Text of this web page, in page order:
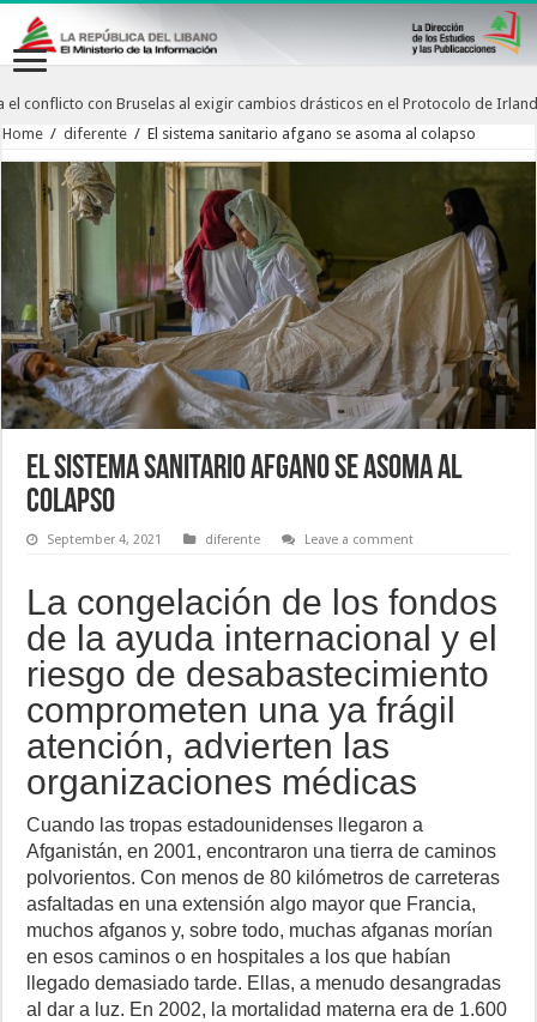
el conflicto con Bruselas al exigir cambios drásticos en el Protocolo
Home / diferente / El sistema sanitario afgano se asoma al colapso
El sistema sanitario afgano se asoma al
colapso
September 4, 2021 diferente Leave a comment
La congelación de los fondos
de la ayuda internacional y el
riesgo de desabastecimiento
comprometen una ya frágil
atención, advierten las
organizaciones médicas
Cuando las tropas estadounidenses llegaron a
Afganistán, en 2001, encontraron una tierra de caminos
polvorientos. Con menos de 80 kilómetros de carreteras
asfaltadas en una extensión algo mayor que Francia,
muchos afganos y, sobre todo, muchas afganas morían
en esos caminos o en hospitales a los que habían
llegado demasiado tarde. Ellas, a menudo desangradas
al dar a luz. En 2002, la mortalidad materna era de 1.600